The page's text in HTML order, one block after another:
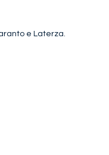
e Laterza.